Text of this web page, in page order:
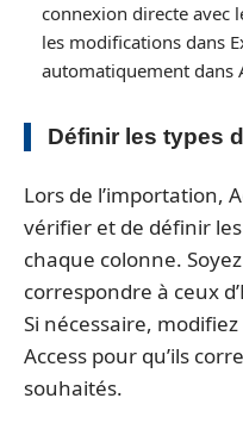
connexion directe avec
les modifications dans
automatiquement dans
Définir les types
Lors de l’importation,
vérifier et de définir
chaque colonne.
correspondre à ceux
Si nécessaire,
Access pour qu’ils
souhaités.